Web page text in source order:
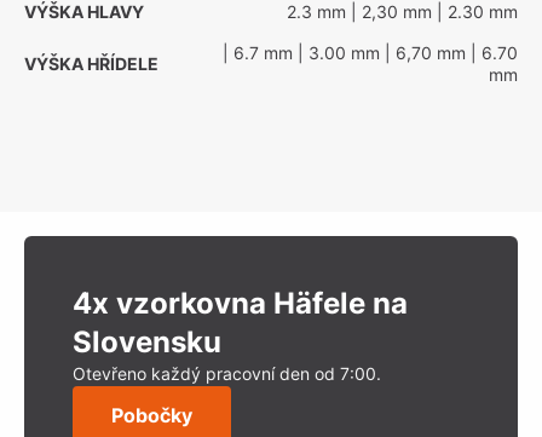
VÝŠKA HLAVY
2.3 mm | 2,30 mm | 2.30 mm
VÝŠKA HŘÍDELE
| 6.7 mm | 3.00 mm | 6,70 mm | 6.70
mm
4x vzorkovna Häfele na
Slovensku
Otevřeno každý pracovní den od 7:00.
Pobočky